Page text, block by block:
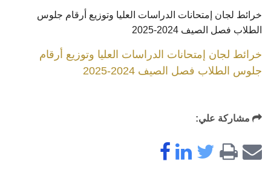
خرائط لجان إمتحانات الدراسات العليا وتوزيع أرقام جلوس
الطلاب فصل الصيف 2024-2025
خرائط لجان إمتحانات الدراسات العليا وتوزيع أرقام
جلوس الطلاب فصل الصيف 2024-2025
مشاركة علي: